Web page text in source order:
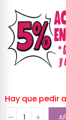
Hay que pedir